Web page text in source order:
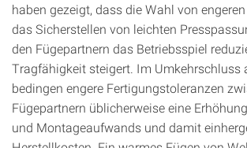
haben gezeigt, dass die Wahl von
das Sicherstellen von leichten
den Fügepartnern das Betriebsspiel
Tragfähigkeit steigert. Im Umkehrschluss
bedingen engere Fertigungstoleranzen
Fügepartnern üblicherweise eine
und Montageaufwands und damit